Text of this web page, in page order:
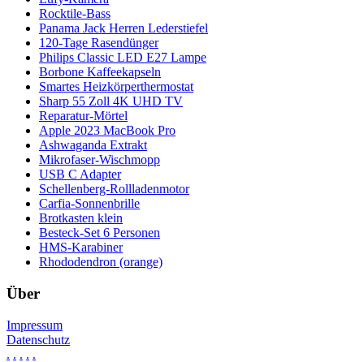
Rocktile-Bass
Panama Jack Herren Lederstiefel
120-Tage Rasendünger
Philips Classic LED E27 Lampe
Borbone Kaffeekapseln
Smartes Heizkörperthermostat
Sharp 55 Zoll 4K UHD TV
Reparatur-Mörtel
Apple 2023 MacBook Pro
Ashwaganda Extrakt
Mikrofaser-Wischmopp
USB C Adapter
Schellenberg-Rollladenmotor
Carfia-Sonnenbrille
Brotkasten klein
Besteck-Set 6 Personen
HMS-Karabiner
Rhododendron (orange)
Über
Impressum
Datenschutz
. . . . .